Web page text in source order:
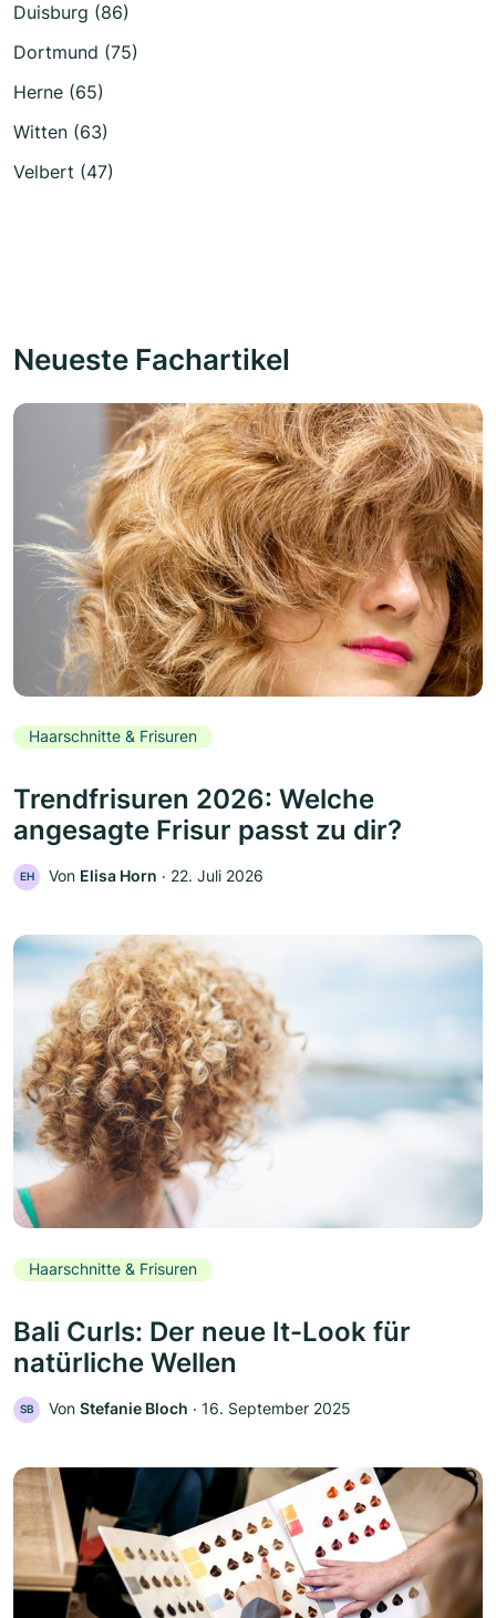
Duisburg (86)
Dortmund (75)
Herne (65)
Witten (63)
Velbert (47)
Neueste Fachartikel
Haarschnitte & Frisuren
Trendfrisuren 2026: Welche
angesagte Frisur passt zu dir?
EH Von Elisa Horn ‧ 22. Juli 2026
Haarschnitte & Frisuren
Bali Curls: Der neue It-Look für
natürliche Wellen
SB Von Stefanie Bloch ‧ 16. September 2025